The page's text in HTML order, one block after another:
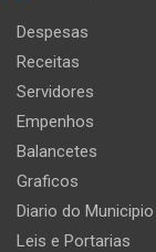
Despesas
Receitas
Servidores
Empenhos
Balancetes
Graficos
Diario do Municipio
Leis e Portarias